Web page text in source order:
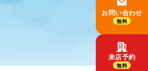
お問い合わせ
無料
来店予約
無料